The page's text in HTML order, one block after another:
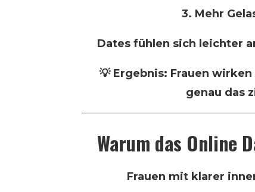
3. Mehr
Dates fühlen sich leichter
💡 Ergebnis: Frauen
genau das
Warum das Online
Frauen mit klarer